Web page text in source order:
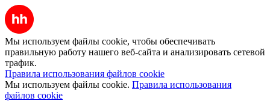
Мы используем файлы cookie, чтобы обеспечивать
правильную работу нашего веб-сайта и анализировать сетевой
трафик.
Правила использования файлов cookie
Мы используем файлы cookie. Правила использования
файлов cookie